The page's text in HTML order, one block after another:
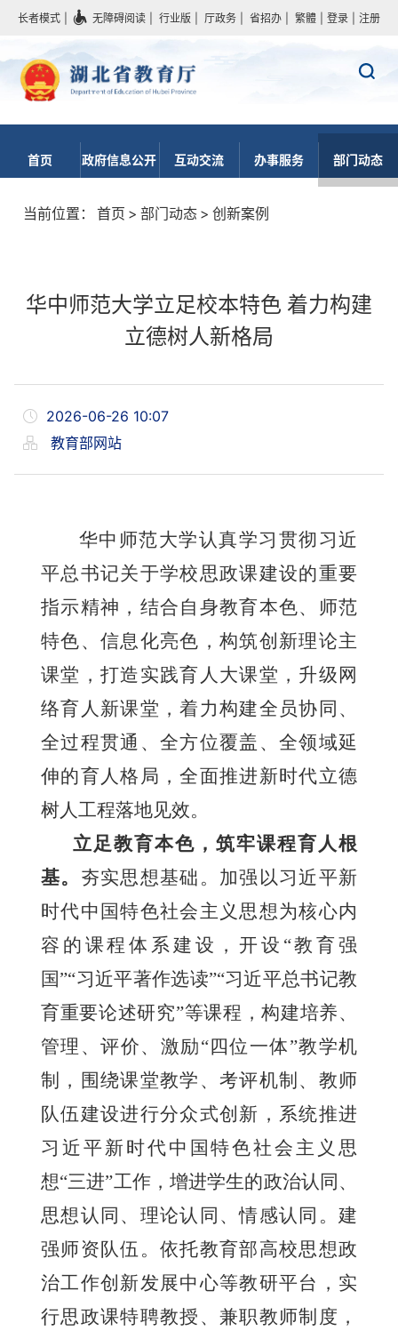
长者模式 无障碍阅读 行业版 厅政务 省招办 繁體 登录 注册
首页 政府信息公开 互动交流 办事服务 部门动态
当前位置： 首页 > 部门动态 > 创新案例
华中师范大学立足校本特色 着力构建
立德树人新格局
2026-06-26 10:07
教育部网站
华中师范大学认真学习贯彻习近
平总书记关于学校思政课建设的重要
指示精神，结合自身教育本色、师范
特色、信息化亮色，构筑创新理论主
课堂，打造实践育人大课堂，升级网
络育人新课堂，着力构建全员协同、
全过程贯通、全方位覆盖、全领域延
伸的育人格局，全面推进新时代立德
树人工程落地见效。
立足教育本色，筑牢课程育人根
基。 夯实思想基础。加强以习近平新
时代中国特色社会主义思想为核心内
容的课程体系建设，开设“教育强
国”“习近平著作选读”“习近平总书记教
育重要论述研究”等课程，构建培养、
管理、评价、激励“四位一体”教学机
制，围绕课堂教学、考评机制、教师
队伍建设进行分众式创新，系统推进
习近平新时代中国特色社会主义思
想“三进”工作，增进学生的政治认同、
思想认同、理论认同、情感认同。建
强师资队伍。依托教育部高校思想政
治工作创新发展中心等教研平台，实
行思政课特聘教授、兼职教师制度，